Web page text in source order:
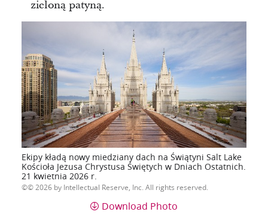
zieloną patyną.
Ekipy kładą nowy miedziany dach na Świątyni Salt Lake
Kościoła Jezusa Chrystusa Świętych w Dniach Ostatnich.
21 kwietnia 2026 r.
© 2026 by Intellectual Reserve, Inc. All rights reserved.
Download Photo